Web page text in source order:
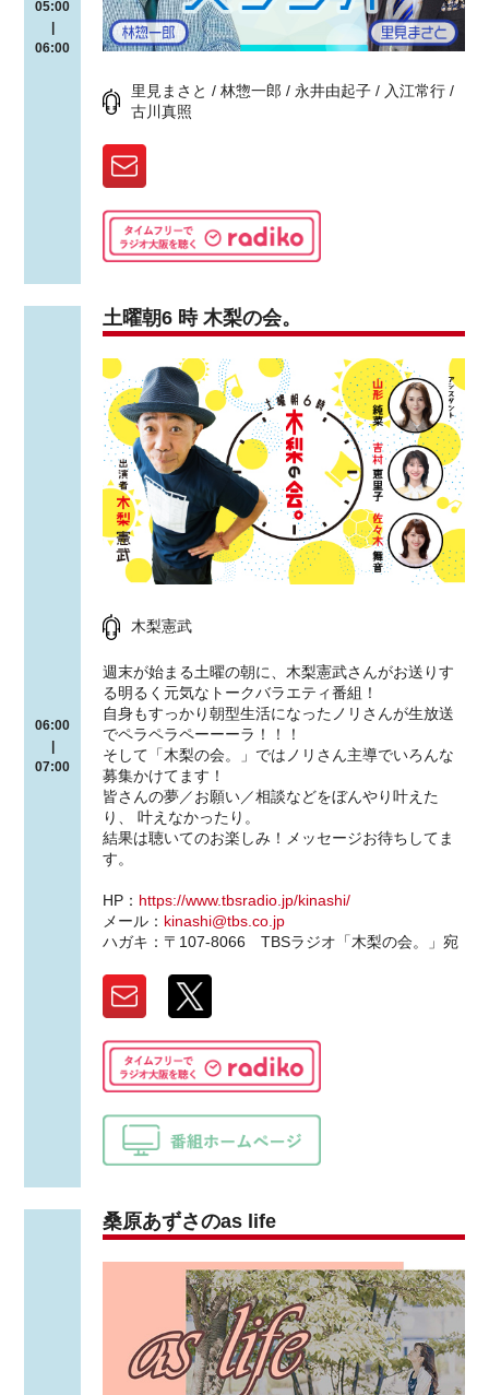
05:00
06:00
里見まさと / 林惣一郎 / 永井由起子 / 入江常行 /
古川真照
06:00
07:00
土曜朝6 時 木梨の会。
木梨憲武
週末が始まる土曜の朝に、木梨憲武さんがお送りす
る明るく元気なトークバラエティ番組！
自身もすっかり朝型生活になったノリさんが生放送
でペラペラペーーーラ！！！
そして「木梨の会。」ではノリさん主導でいろんな
募集かけてます！
皆さんの夢／お願い／相談などをぼんやり叶えた
り、 叶えなかったり。
結果は聴いてのお楽しみ！メッセージお待ちしてま
す。
HP： https://www.tbsradio.jp/kinashi/
メール： kinashi@tbs.co.jp
ハガキ：〒107-8066 TBSラジオ「木梨の会。」宛
桑原あずさのas life